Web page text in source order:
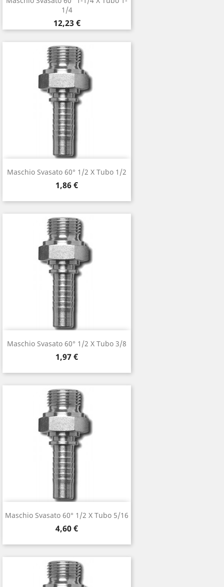
1/4
Prezzo
12,23 €
Maschio Svasato 60° 1/2 X Tubo 1/2
Prezzo
1,86 €
Maschio Svasato 60° 1/2 X Tubo 3/8
Prezzo
1,97 €
Maschio Svasato 60° 1/2 X Tubo 5/16
Prezzo
4,60 €